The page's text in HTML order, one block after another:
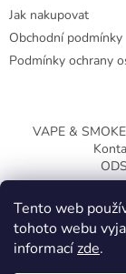
Tento web
tohoto webu
informacízde.
Jak nakupovat
Obchodní podmínky
Podmínky ochrany
VAPE &